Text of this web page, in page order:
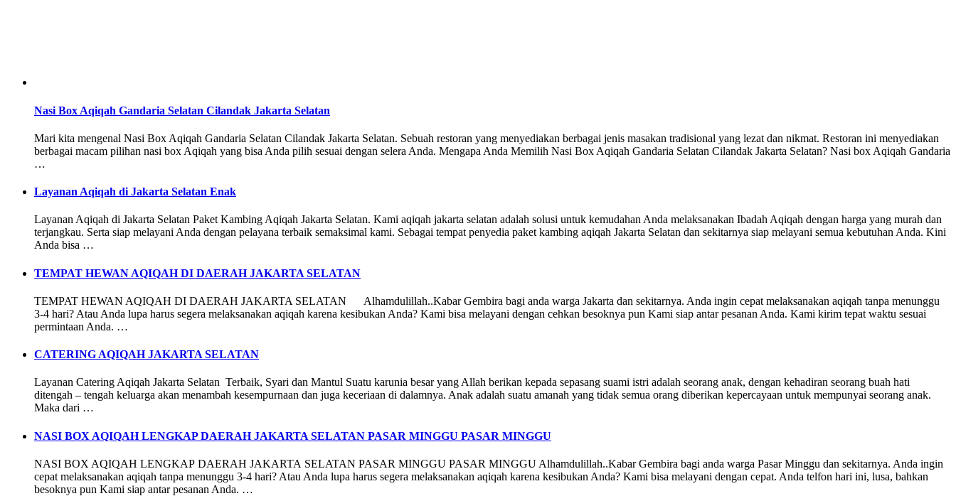
Nasi Box Aqiqah Gandaria Selatan Cilandak Jakarta Selatan
Mari kita mengenal Nasi Box Aqiqah Gandaria Selatan Cilandak Jakarta Selatan. Sebuah restoran yang menyediakan berbagai jenis masakan tradisional yang lezat dan nikmat. Restoran ini menyediakan
berbagai macam pilihan nasi box Aqiqah yang bisa Anda pilih sesuai dengan selera Anda. Mengapa Anda Memilih Nasi Box Aqiqah Gandaria Selatan Cilandak Jakarta Selatan? Nasi box Aqiqah Gandaria
…
Layanan Aqiqah di Jakarta Selatan Enak
Layanan Aqiqah di Jakarta Selatan Paket Kambing Aqiqah Jakarta Selatan. Kami aqiqah jakarta selatan adalah solusi untuk kemudahan Anda melaksanakan Ibadah Aqiqah dengan harga yang murah dan
terjangkau. Serta siap melayani Anda dengan pelayana terbaik semaksimal kami. Sebagai tempat penyedia paket kambing aqiqah Jakarta Selatan dan sekitarnya siap melayani semua kebutuhan Anda. Kini
Anda bisa …
TEMPAT HEWAN AQIQAH DI DAERAH JAKARTA SELATAN
TEMPAT HEWAN AQIQAH DI DAERAH JAKARTA SELATAN Alhamdulillah..Kabar Gembira bagi anda warga Jakarta dan sekitarnya. Anda ingin cepat melaksanakan aqiqah tanpa menunggu
3-4 hari? Atau Anda lupa harus segera melaksanakan aqiqah karena kesibukan Anda? Kami bisa melayani dengan cehkan besoknya pun Kami siap antar pesanan Anda. Kami kirim tepat waktu sesuai
permintaan Anda. …
CATERING AQIQAH JAKARTA SELATAN
Layanan Catering Aqiqah Jakarta Selatan Terbaik, Syari dan Mantul Suatu karunia besar yang Allah berikan kepada sepasang suami istri adalah seorang anak, dengan kehadiran seorang buah hati
ditengah – tengah keluarga akan menambah kesempurnaan dan juga keceriaan di dalamnya. Anak adalah suatu amanah yang tidak semua orang diberikan kepercayaan untuk mempunyai seorang anak.
Maka dari …
NASI BOX AQIQAH LENGKAP DAERAH JAKARTA SELATAN PASAR MINGGU PASAR MINGGU
NASI BOX AQIQAH LENGKAP DAERAH JAKARTA SELATAN PASAR MINGGU PASAR MINGGU Alhamdulillah..Kabar Gembira bagi anda warga Pasar Minggu dan sekitarnya. Anda ingin
cepat melaksanakan aqiqah tanpa menunggu 3-4 hari? Atau Anda lupa harus segera melaksanakan aqiqah karena kesibukan Anda? Kami bisa melayani dengan cepat. Anda telfon hari ini, lusa, bahkan
besoknya pun Kami siap antar pesanan Anda. …